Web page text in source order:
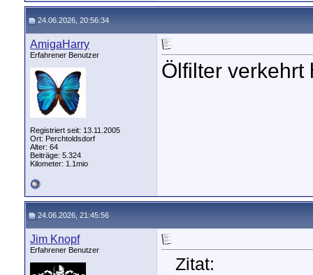
24.06.2026, 20:56:34
AmigaHarry
Erfahrener Benutzer
Registriert seit: 13.11.2005
Ort: Perchtoldsdorf
Alter: 64
Beiträge: 5.324
Kilometer: 1.1mio
Ölfilter verkehrt
24.06.2026, 21:45:56
Jim Knopf
Erfahrener Benutzer
Zitat: